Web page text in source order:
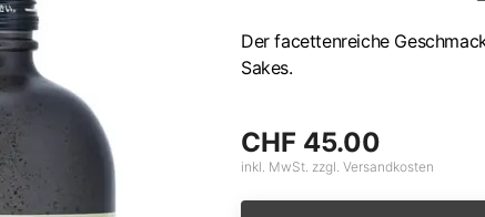
Der facettenreiche
Sakes.
CHF 45.00
inkl. MwSt. zzgl. Versandkosten